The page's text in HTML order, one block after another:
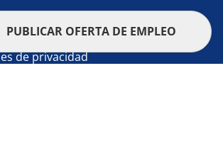
de privacidad
PUBLICAR OFERTA DE EMPLEO